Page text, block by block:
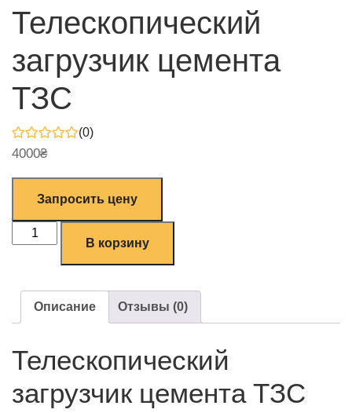
Телескопический
загрузчик цемента
ТЗС
(0)
4000₴
Запросить цену
В корзину
Описание Отзывы (0)
Телескопический
загрузчик цемента ТЗС